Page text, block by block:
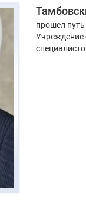
прошел
Учреждение